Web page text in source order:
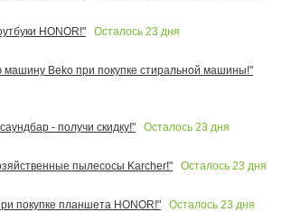
HONOR!"
Осталось 23 дня
машину Beko при покупке стиральной машины!"
- получи скидку!"
Осталось 23 дня
пылесосы Karcher!"
Осталось 23 дня
покупке планшета HONOR!"
Осталось 23 дня